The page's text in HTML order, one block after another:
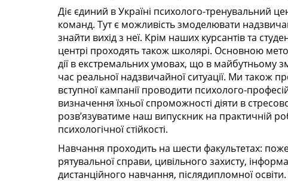
Діє єдиний в Україні психолого-тренувальний
команд. Тут є можливість змоделювати
знайти вихід з неї. Крім наших курсантів та
центрі проходять також школярі. Основною
дії в екстремальних умовах, що в майбутньому
час реальної надзвичайної ситуації. Ми також
вступної кампанії проводити психолого-
визначення їхньої спроможності діяти в
розв’язуватиме наш випускник на практичній
психологічної стійкості.
Навчання проходить на шести факультетах:
рятувальної справи, цивільного захисту,
дистанційного навчання, післядипломної